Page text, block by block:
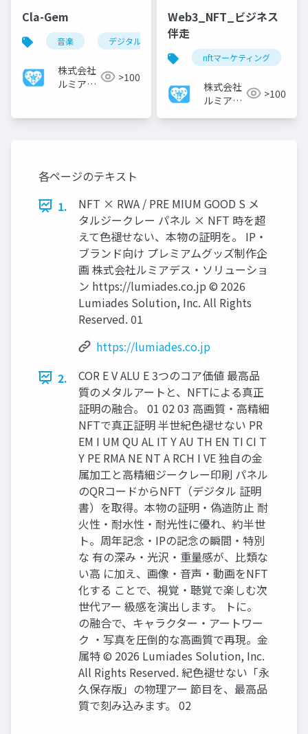
Cla-Gem
音楽 デジタル資産
株式会社
ルミアデ
>100
Web3_NFT_ビジネス
伴走
nftマーケティング
株式会社
ルミアデ
>100
各ページのテキスト
1.
NFT × RWA / PRE MIUM GOOD S メ
タルジークレー パネル × NFT 時を超
えて色褪せない、本物の証明を。 IP・
ブランド向け プレミアムグッズ制作企
画 株式会社ルミアデス・ソリューショ
ン https://lumiades.co.jp © 2026
Lumiades Solution, Inc. All Rights
Reserved. 01
https://lumiades.co.jp
2.
COR E V ALU E 3つのコア価値 最高品
質のメタルアートと、NFTによる真正
証明の融合。 01 02 03 高画質・高精細
NFTで真正証明 半世紀色褪せない PR
EM I UM QU AL IT Y AU TH EN TI CI T
Y PE RMA NE NT A RCH I VE 独自の金
属加工と高精細ジークレー印刷 パネル
のQRコードからNFT（デジタル 証明
書）を取得。本物の証明・偽造防止 耐
火性・耐水性・耐光性に優れ、約半世
ト。周年記念・IPの記念の瞬間・特別
な 有の深み・光沢・重量感が、比類な
い高 に加え、画像・音声・動画をNFT
化する ことで、視覚・聴覚で楽しむ次
世代アー 級感を演出します。 トに。
の融合で、キャラクター・アートワー
ク ・写真を圧倒的な高画質で再現。金
属特 © 2026 Lumiades Solution, Inc.
All Rights Reserved. 紀色褪せない「永
久保存版」の物理アー 節目を、最高品
質で刻み込みます。 02